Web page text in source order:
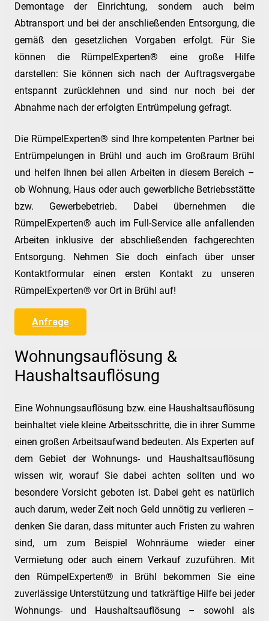
Demontage der Einrichtung, sondern auch beim
Abtransport und bei der anschließenden Entsorgung, die
gemäß den gesetzlichen Vorgaben erfolgt. Für Sie
können die RümpelExperten® eine große Hilfe
darstellen: Sie können sich nach der Auftragsvergabe
entspannt zurücklehnen und sind nur noch bei der
Abnahme nach der erfolgten Entrümpelung gefragt.
Die RümpelExperten® sind Ihre kompetenten Partner bei
Entrümpelungen in Brühl und auch im Großraum Brühl
und helfen Ihnen bei allen Arbeiten in diesem Bereich –
ob Wohnung, Haus oder auch gewerbliche Betriebsstätte
bzw. Gewerbebetrieb. Dabei übernehmen die
RümpelExperten® auch im Full-Service alle anfallenden
Arbeiten inklusive der abschließenden fachgerechten
Entsorgung. Nehmen Sie doch einfach über unser
Kontaktformular einen ersten Kontakt zu unseren
RümpelExperten® vor Ort in Brühl auf!
Anfrage
Wohnungsauflösung &
Haushaltsauflösung
Eine Wohnungsauflösung bzw. eine Haushaltsauflösung
beinhaltet viele kleine Arbeitsschritte, die in ihrer Summe
einen großen Arbeitsaufwand bedeuten. Als Experten auf
dem Gebiet der Wohnungs- und Haushaltsauflösung
wissen wir, worauf Sie dabei achten sollten und wo
besondere Vorsicht geboten ist. Dabei geht es natürlich
auch darum, weder Zeit noch Geld unnötig zu verlieren –
denken Sie daran, dass mitunter auch Fristen zu wahren
sind, um zum Beispiel Wohnräume wieder einer
Vermietung oder auch einem Verkauf zuzuführen. Mit
den RümpelExperten® in Brühl bekommen Sie eine
zuverlässige Unterstützung und tatkräftige Hilfe bei jeder
Wohnungs- und Haushaltsauflösung – sowohl als